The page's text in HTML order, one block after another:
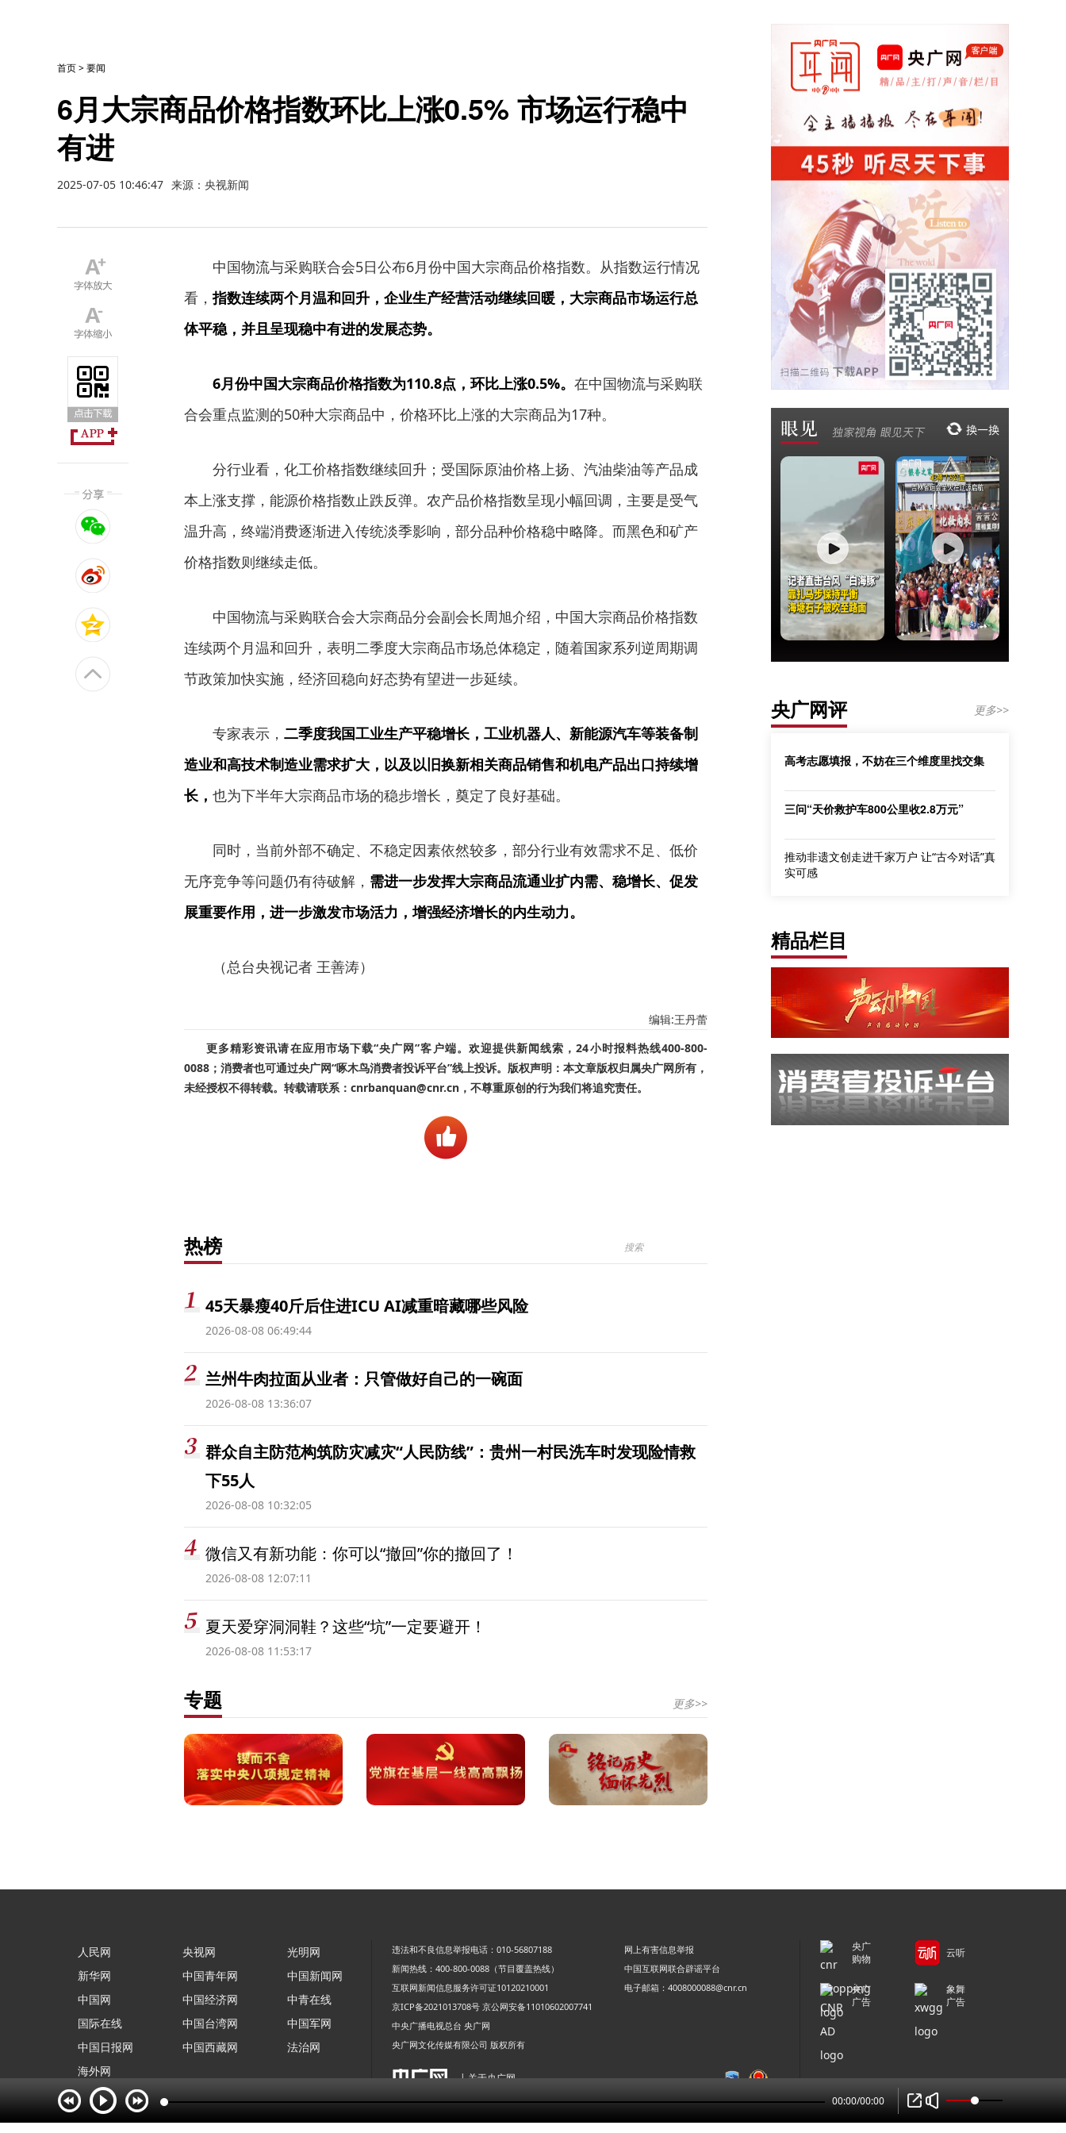
首页>要闻
6月大宗商品价格指数环比上涨0.5% 市场运行稳中
有进
2025-07-05 10:46:47 来源：央视新闻
中国物流与采购联合会5日公布6月份中国大宗商品价格指数。从指数运行情况
看，指数连续两个月温和回升，企业生产经营活动继续回暖，大宗商品市场运行总
体平稳，并且呈现稳中有进的发展态势。
6月份中国大宗商品价格指数为110.8点，环比上涨0.5%。 在中国物流与采购联
合会重点监测的50种大宗商品中，价格环比上涨的大宗商品为17种。
分行业看，化工价格指数继续回升；受国际原油价格上扬、汽油柴油等产品成
本上涨支撑，能源价格指数止跌反弹。农产品价格指数呈现小幅回调，主要是受气
温升高，终端消费逐渐进入传统淡季影响，部分品种价格稳中略降。而黑色和矿产
价格指数则继续走低。
中国物流与采购联合会大宗商品分会副会长周旭介绍，中国大宗商品价格指数
连续两个月温和回升，表明二季度大宗商品市场总体稳定，随着国家系列逆周期调
节政策加快实施，经济回稳向好态势有望进一步延续。
专家表示， 二季度我国工业生产平稳增长，工业机器人、新能源汽车等装备制
造业和高技术制造业需求扩大，以及以旧换新相关商品销售和机电产品出口持续增
长， 也为下半年大宗商品市场的稳步增长，奠定了良好基础。
同时，当前外部不确定、不稳定因素依然较多，部分行业有效需求不足、低价
无序竞争等问题仍有待破解， 需进一步发挥大宗商品流通业扩内需、稳增长、促发
展重要作用，进一步激发市场活力，增强经济增长的内生动力。
（总台央视记者 王善涛）
编辑:王丹蕾
更多精彩资讯请在应用市场下载“央广网”客户端。欢迎提供新闻线索，24小时报料热线400-800-
0088；消费者也可通过央广网“啄木鸟消费者投诉平台”线上投诉。版权声明：本文章版权归属央广网所有，
未经授权不得转载。转载请联系：cnrbanquan@cnr.cn，不尊重原创的行为我们将追究责任。
热榜
45天暴瘦40斤后住进ICU AI减重暗藏哪些风险
2026-08-08 06:49:44
兰州牛肉拉面从业者：只管做好自己的一碗面
2026-08-08 13:36:07
群众自主防范构筑防灾减灾“人民防线”：贵州一村民洗车时发现险情救
下55人
2026-08-08 10:32:05
微信又有新功能：你可以“撤回”你的撤回了！
2026-08-08 12:07:11
夏天爱穿洞洞鞋？这些“坑”一定要避开！
2026-08-08 11:53:17
专题 更多>>
央广网评 更多>>
高考志愿填报，不妨在三个维度里找交集
三问“天价救护车800公里收2.8万元”
推动非遗文创走进千家万户 让“古今对话”真
实可感
精品栏目
人民网
新华网
中国网
国际在线
中国日报网
海外网
央视网
中国青年网
中国经济网
中国台湾网
中国西藏网
光明网
中国新闻网
中青在线
中国军网
法治网
违法和不良信息举报电话：010-56807188
网上有害信息举报
新闻热线：400-800-0088（节目覆盖热线）
中国互联网联合辟谣平台
互联网新闻信息服务许可证10120210001
电子邮箱：4008000088@cnr.cn
京ICP备2021013708号 京公网安备11010602007741
中央广播电视总台 央广网
央广网文化传媒有限公司 版权所有
| 关于央广网
央广
购物
云听
央广
广告
象舞
广告
00:00/00:00